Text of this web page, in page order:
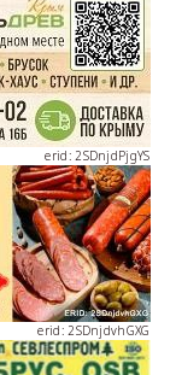
erid: 2SDnjdPjgYS
erid: 2SDnjdvhGXG